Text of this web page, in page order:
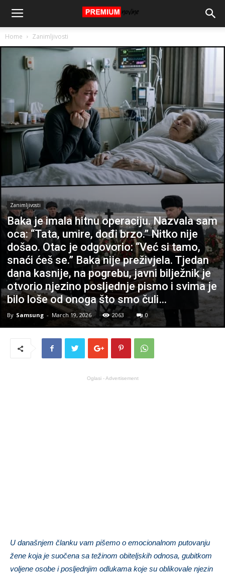
Home Zanimljivosti
Zanimljivosti
Baka je imala hitnu operaciju. Nazvala sam
oca: “Tata, umire, dođi brzo.” Nitko nije
došao. Otac je odgovorio: “Već si tamo,
snaći ćeš se.” Baka nije preživjela. Tjedan
dana kasnije, na pogrebu, javni bilježnik je
otvorio njezino posljednje pismo i svima je
bilo loše od onoga što smo čuli…
By Samsung - March 19, 2026 2063 0
Oglasi - Advertisement
U današnjem članku vam pišemo o emocionalnom putovanju
žene koja je suočena sa težinom obiteljskih odnosa, gubitkom
voljene osobe i posljednjim odlukama koje su oblikovale njezin